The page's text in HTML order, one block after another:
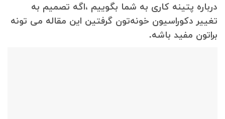
درباره پتینه کاری به شما بگوییم ،اگه تصمیم به
تغییر دکوراسیون خونه‌تون گرفتین این مقاله می تونه
براتون مفید باشه.